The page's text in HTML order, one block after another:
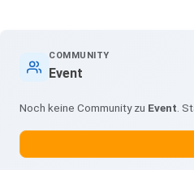
COMMUNITY
Event
Noch keine Community zu Event .